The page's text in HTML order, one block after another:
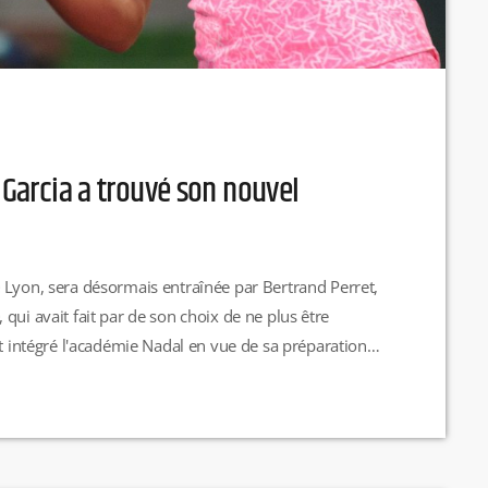
a trouvé son nouvel
sera désormais entraînée par Bertrand Perret,
avait fait par de son choix de ne plus être
l'académie Nadal en vue de sa préparation